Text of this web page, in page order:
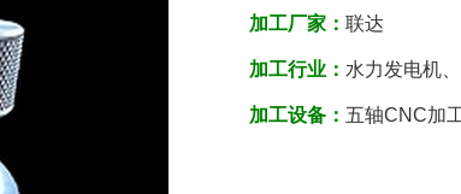
加工厂家： 联达
加工行业： 水力发电机
加工设备： 五轴CNC加